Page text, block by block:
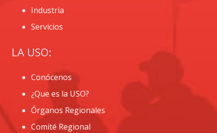
Industria
Servicios
LA USO:
Conócenos
¿Que es la USO?
Órganos Regionales
Comité Regional